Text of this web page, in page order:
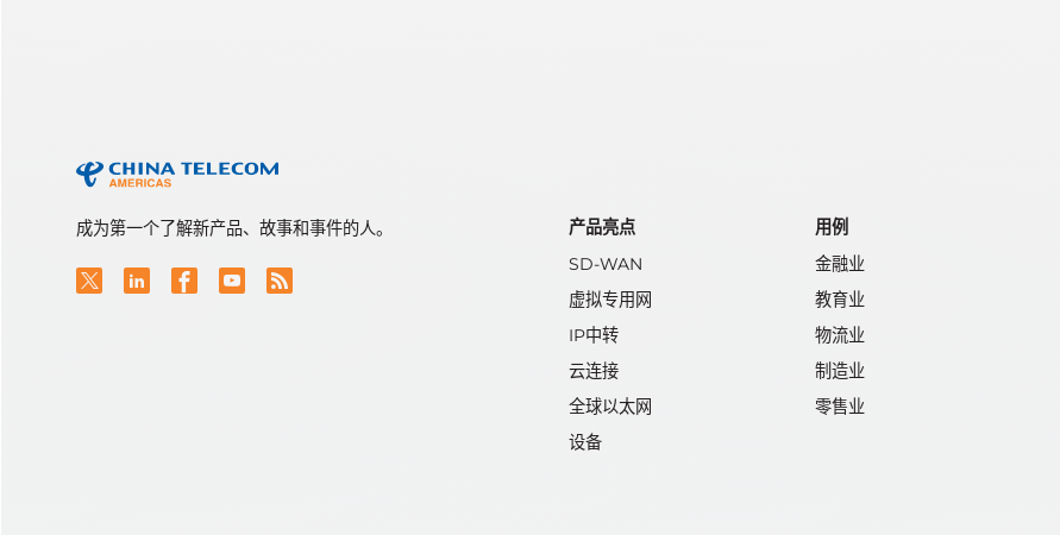
成为第一个了解新产品、故事和事件的人。
产品亮点
SD-WAN
虚拟专用网
IP中转
云连接
全球以太网
设备
用例
金融业
教育业
物流业
制造业
零售业